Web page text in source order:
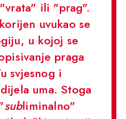
ili "prag".
uvukao se
u kojoj se
praga
svjesnog i
uma. Stoga
subliminalno"